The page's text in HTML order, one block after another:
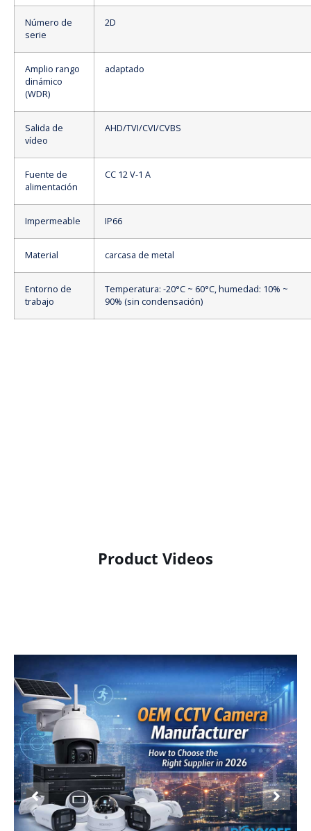
Número de
serie
2D
Amplio rango
dinámico
(WDR)
adaptado
Salida de
vídeo
AHD/TVI/CVI/CVBS
Fuente de
alimentación
CC 12 V-1 A
Impermeable IP66
Material carcasa de metal
Entorno de
trabajo
Temperatura: -20°C ~ 60°C, humedad: 10% ~
90% (sin condensación)
Product Videos